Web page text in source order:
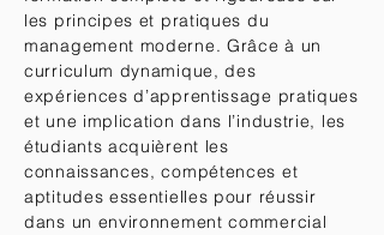
les principes et pratiques du
management moderne. Grâce à un
curriculum dynamique, des
expériences d’apprentissage pratiques
et une implication dans l’industrie, les
étudiants acquièrent les
connaissances, compétences et
aptitudes essentielles pour réussir
dans un environnement commercial